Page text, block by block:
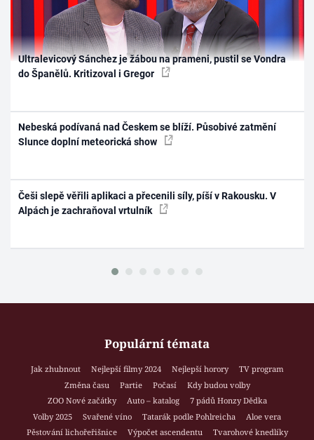
Ultralevicový Sánchez je žábou na prameni, pustil se Vondra
do Španělů. Kritizoval i Gregor
Nebeská podívaná nad Českem se blíží. Působivé zatmění
Slunce doplní meteorická show
Češi slepě věřili aplikaci a přecenili síly, píší v Rakousku. V
Alpách je zachraňoval vrtulník
Populární témata
Jak zhubnout Nejlepší filmy 2024 Nejlepší horory
TV program
Změna času
Partie Počasí
Kdy budou volby
ZOO Nové začátky
Auto – katalog
7 pádů Honzy Dědka
Volby 2025
Svařené víno Tatarák podle Pohlreicha
Aloe vera
Pěstování lichořeřišnice
Výpočet ascendentu
Tvarohové knedlíky